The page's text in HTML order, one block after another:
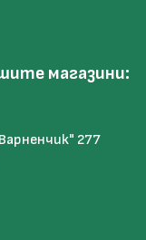
магазини:
277